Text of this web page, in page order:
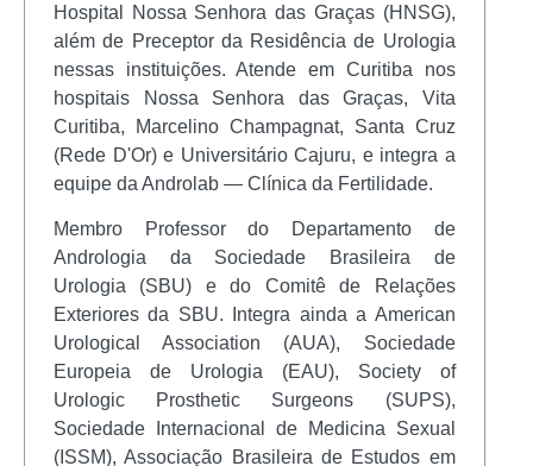
Hospital Nossa Senhora das Graças (HNSG),
além de Preceptor da Residência de Urologia
nessas instituições. Atende em Curitiba nos
hospitais Nossa Senhora das Graças, Vita
Curitiba, Marcelino Champagnat, Santa Cruz
(Rede D'Or) e Universitário Cajuru, e integra a
equipe da Androlab — Clínica da Fertilidade.
Membro Professor do Departamento de
Andrologia da Sociedade Brasileira de
Urologia (SBU) e do Comitê de Relações
Exteriores da SBU. Integra ainda a American
Urological Association (AUA), Sociedade
Europeia de Urologia (EAU), Society of
Urologic Prosthetic Surgeons (SUPS),
Sociedade Internacional de Medicina Sexual
(ISSM), Associação Brasileira de Estudos em